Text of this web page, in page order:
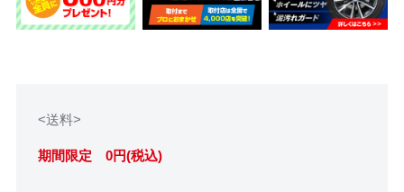
<送料>
期間限定 0円(税込)